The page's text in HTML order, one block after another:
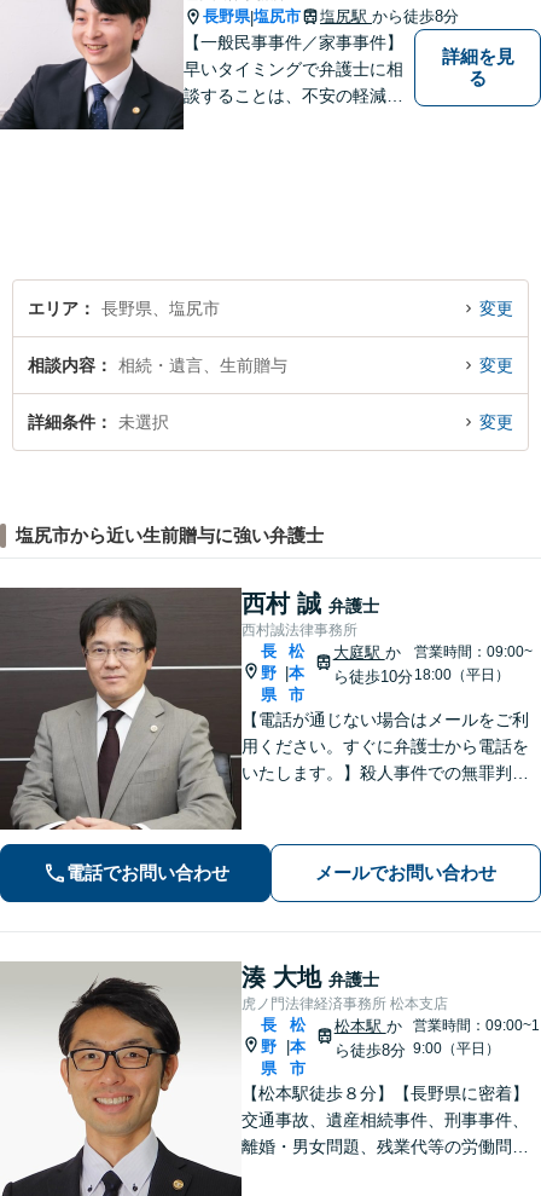
長野県|塩尻市 塩尻駅 から徒歩8分
【一般民事事件／家事事件】
早いタイミングで弁護士に相
談することは、不安の軽減、
詳細を見
る
エリア 長野県、塩尻市 変更
相談内容 相続・遺言、生前贈与 変更
詳細条件 未選択 変更
塩尻市から近い生前贈与に強い弁護士
西村 誠 弁護士
西村誠法律事務所
長
野
県
|
松
本
市
大庭駅 か
ら徒歩10分
営業時間：09:00~
18:00（平日）
【電話が通じない場合はメールをご利
用ください。すぐに弁護士から電話を
いたします。】殺人事件での無罪判決
員、裁判員裁判対応可、夜間休日対応
可能、専用駐車場あり（無料）
電話でお問い合わせ メールでお問い合わせ
湊 大地 弁護士
虎ノ門法律経済事務所 松本支店
長
野
県
松
本
市
松本駅 か
ら徒歩8分
営業時間：09:00~1
9:00（平日）
【松本駅徒歩８分】【長野県に密着】
交通事故、遺産相続事件、刑事事件、
離婚・男女問題、残業代等の労働問題